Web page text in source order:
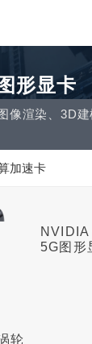
图形显卡
像渲染、3D
加速卡
轮
5G图形